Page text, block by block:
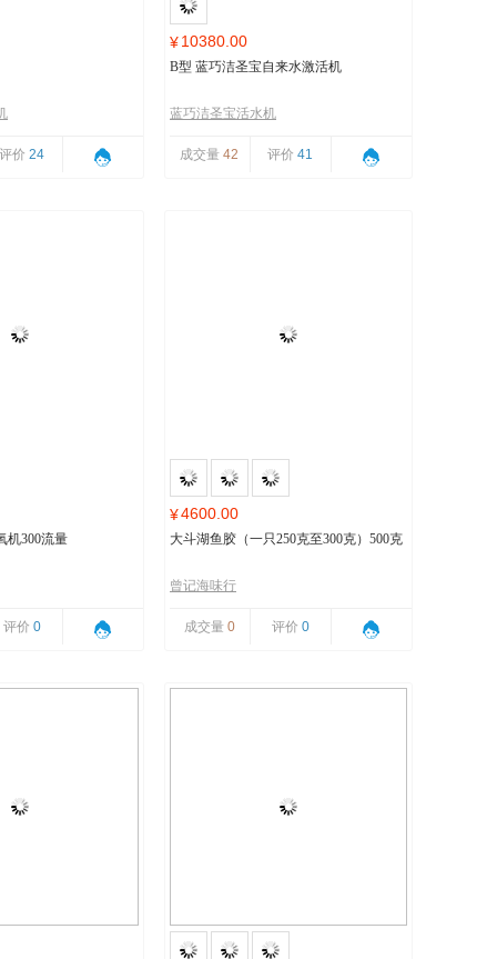
评价24
¥10380.00
B型 蓝巧洁圣宝自来水激活机
蓝巧洁圣宝活水机
成交量42 评价41
机300流量
评价 0
¥4600.00
大斗湖鱼胶（一只250克至300克）500克
曾记海味行
成交量 0 评价 0